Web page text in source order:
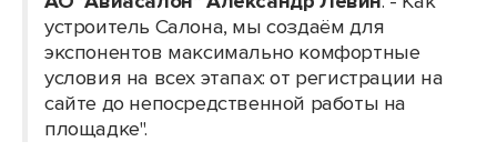
устроитель Салона, мы создаём для
экспонентов максимально комфортные
условия на всех этапах: от регистрации на
сайте до непосредственной работы на
площадке".